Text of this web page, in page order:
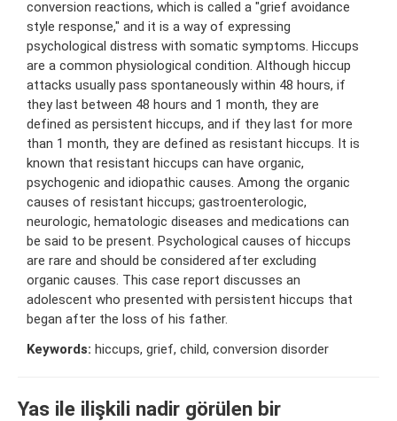
conversion reactions, which is called a "grief avoidance
style response," and it is a way of expressing
psychological distress with somatic symptoms. Hiccups
are a common physiological condition. Although hiccup
attacks usually pass spontaneously within 48 hours, if
they last between 48 hours and 1 month, they are
defined as persistent hiccups, and if they last for more
than 1 month, they are defined as resistant hiccups. It is
known that resistant hiccups can have organic,
psychogenic and idiopathic causes. Among the organic
causes of resistant hiccups; gastroenterologic,
neurologic, hematologic diseases and medications can
be said to be present. Psychological causes of hiccups
are rare and should be considered after excluding
organic causes. This case report discusses an
adolescent who presented with persistent hiccups that
began after the loss of his father.
Keywords: hiccups, grief, child, conversion disorder
Yas ile ilişkili nadir görülen bir